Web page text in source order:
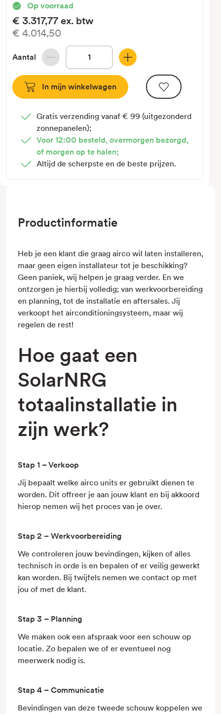
Op voorraad
€3.317,77 ex. btw
€4.014,50
Aantal
Hoeveelheid
verlagen
van
5,0kW
-
Multi-
Split
-
Vaillant
Hoeveelheid
verhogen
van
5,0kW
-
Split
Vaillant
Gratis verzending vanaf € 99 (uitgezonderd
zonnepanelen);
Voor 12:00 besteld, overmorgen bezorgd,
of morgen op te halen;
Altijd de scherpste en de beste prijzen.
Productinformatie
Heb je een klant die graag airco wil laten installeren,
maar geen eigen installateur tot je beschikking?
Geen paniek, wij helpen je graag verder. En we
ontzorgen je hierbij volledig; van werkvoorbereiding
en planning, tot de installatie en aftersales. Jij
verkoopt het airconditioningsysteem, maar wij
regelen de rest!
Hoe gaat een
SolarNRG
totaalinstallatie in
zijn werk?
Stap 1 – Verkoop
Jij bepaalt welke airco units er gebruikt dienen te
worden. Dit offreer je aan jouw klant en bij akkoord
hierop nemen wij het proces van je over.
Stap 2 – Werkvoorbereiding
We controleren jouw bevindingen, kijken of alles
technisch in orde is en bepalen of er veilig gewerkt
kan worden. Bij twijfels nemen we contact op met
jou of met de klant.
Stap 3 – Planning
We maken ook een afspraak voor een schouw op
locatie. Zo bepalen we of er eventueel nog
meerwerk nodig is.
Stap 4 – Communicatie
Bevindingen van deze tweede schouw koppelen we